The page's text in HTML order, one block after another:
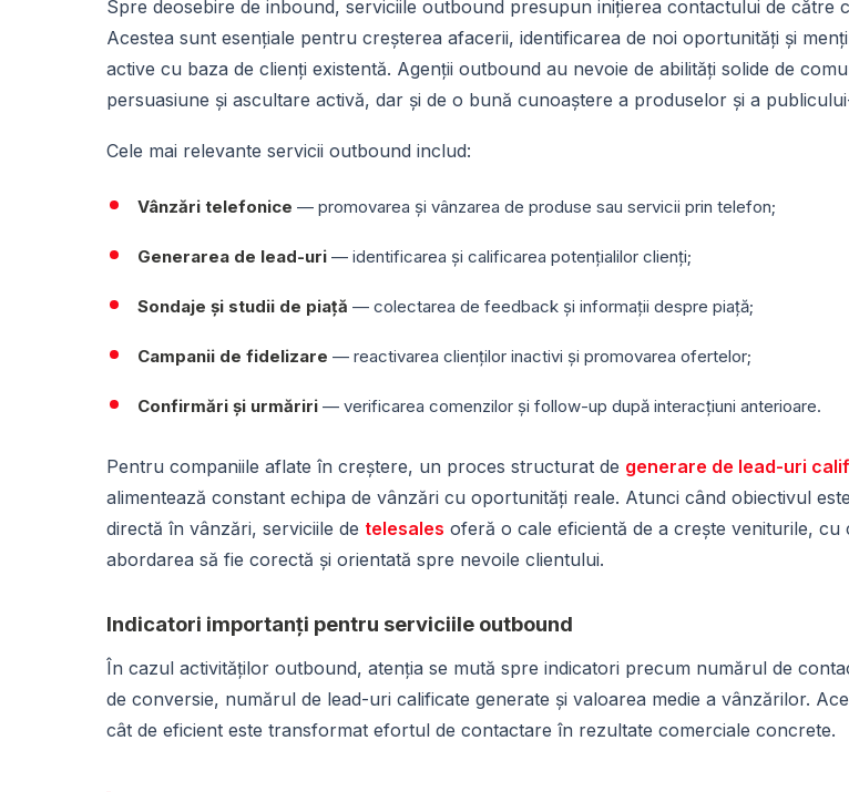
Spre deosebire de inbound, serviciile outbound presupun inițierea contactului de către
Acestea sunt esențiale pentru creșterea afacerii, identificarea de noi oportunități și
active cu baza de clienți existentă. Agenții outbound au nevoie de abilități solide de
persuasiune și ascultare activă, dar și de o bună cunoaștere a produselor și a
Cele mai relevante servicii outbound includ:
Vânzări telefonice — promovarea și vânzarea de produse sau servicii prin telefon;
Generarea de lead-uri — identificarea și calificarea potențialilor clienți;
Sondaje și studii de piață — colectarea de feedback și informații despre piață;
Campanii de fidelizare — reactivarea clienților inactivi și promovarea ofertelor;
Confirmări și urmăriri — verificarea comenzilor și follow-up după interacțiuni anterioare.
Pentru companiile aflate în creștere, un proces structurat de generare de lead-uri
alimentează constant echipa de vânzări cu oportunități reale. Atunci când obiectivul
directă în vânzări, serviciile de telesales oferă o cale eficientă de a crește veniturile, cu
abordarea să fie corectă și orientată spre nevoile clientului.
Indicatori importanți pentru serviciile outbound
În cazul activităților outbound, atenția se mută spre indicatori precum numărul de
de conversie, numărul de lead-uri calificate generate și valoarea medie a vânzărilor.
cât de eficient este transformat efortul de contactare în rezultate comerciale concrete.